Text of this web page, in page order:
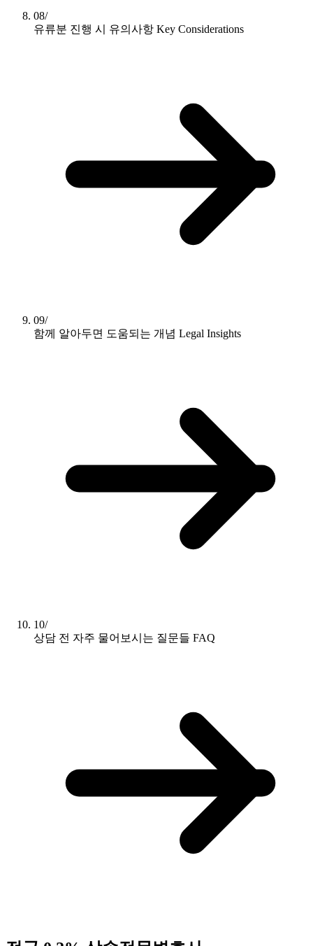
08/
유류분 진행 시 유의사항 Key Considerations
09/
함께 알아두면 도움되는 개념 Legal Insights
10/
상담 전 자주 물어보시는 질문들 FAQ